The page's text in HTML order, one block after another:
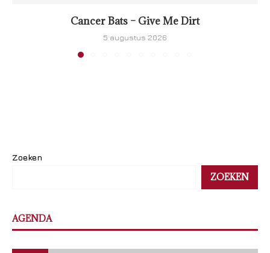
Cancer Bats – Give Me Dirt
5 augustus 2026
Zoeken
ZOEKEN
AGENDA